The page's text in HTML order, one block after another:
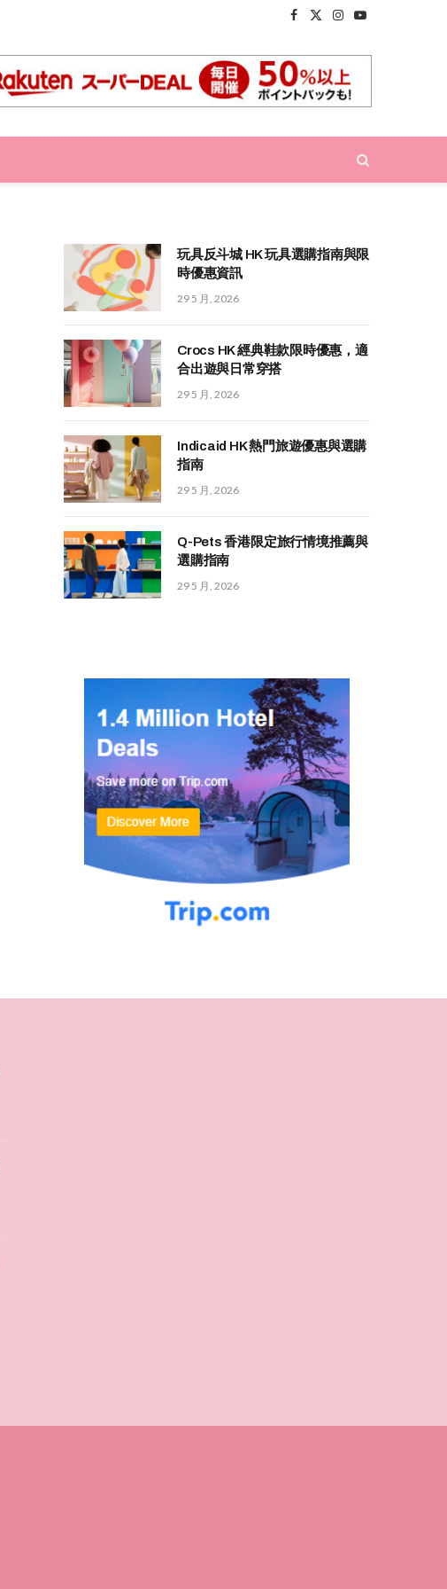
Facebook
X
Instagram
YouTube
玩具反斗城 HK 玩具選購指南與限
時優惠資訊
29 5 月, 2026
Crocs HK 經典鞋款限時優惠，適
合出遊與日常穿搭
29 5 月, 2026
Indicaid HK 熱門旅遊優惠與選購
指南
29 5 月, 2026
Q-Pets 香港限定旅行情境推薦與
選購指南
29 5 月, 2026